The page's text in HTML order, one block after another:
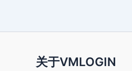
关于VMLOGIN